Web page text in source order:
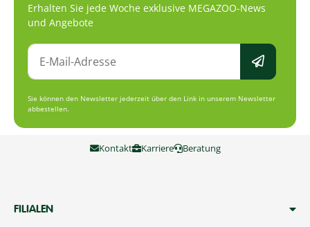
Erhalten Sie jede Woche exklusive MEGAZOO-News
und Angebote
Sie können den Newsletter jederzeit über den Link in unserem Newsletter
abbestellen.
Kontakt Karriere Beratung
FILIALEN